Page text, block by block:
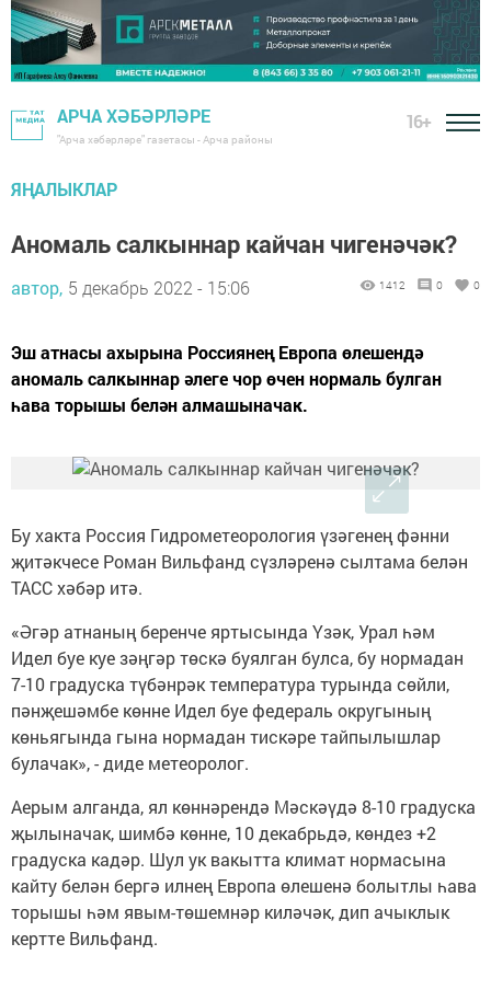
АРЧА ХӘБӘРЛӘРЕ
"Арча хәбәрләре" газетасы - Арча районы
16+
ЯҢАЛЫКЛАР
Аномаль салкыннар кайчан чигенәчәк?
автор, 5 декабрь 2022 - 15:06 1412 0 0
Эш атнасы ахырына Россиянең Европа өлешендә
аномаль салкыннар әлеге чор өчен нормаль булган
һава торышы белән алмашыначак.
Бу хакта Россия Гидрометеорология үзәгенең фәнни
җитәкчесе Роман Вильфанд сүзләренә сылтама белән
ТАСС хәбәр итә.
«Әгәр атнаның беренче яртысында Үзәк, Урал һәм
Идел буе куе зәңгәр төскә буялган булса, бу нормадан
7-10 градуска түбәнрәк температура турында сөйли,
пәнҗешәмбе көнне Идел буе федераль округының
көньягында гына нормадан тискәре тайпылышлар
булачак», - диде метеоролог.
Аерым алганда, ял көннәрендә Мәскәүдә 8-10 градуска
җылыначак, шимбә көнне, 10 декабрьдә, көндез +2
градуска кадәр. Шул ук вакытта климат нормасына
кайту белән бергә илнең Европа өлешенә болытлы һава
торышы һәм явым-төшемнәр киләчәк, дип ачыклык
кертте Вильфанд.